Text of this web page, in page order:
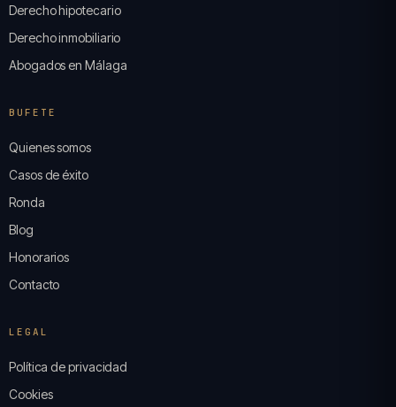
Derecho hipotecario
Derecho inmobiliario
Abogados en Málaga
BUFETE
Quienes somos
Casos de éxito
Ronda
Blog
Honorarios
Contacto
LEGAL
Política de privacidad
Cookies